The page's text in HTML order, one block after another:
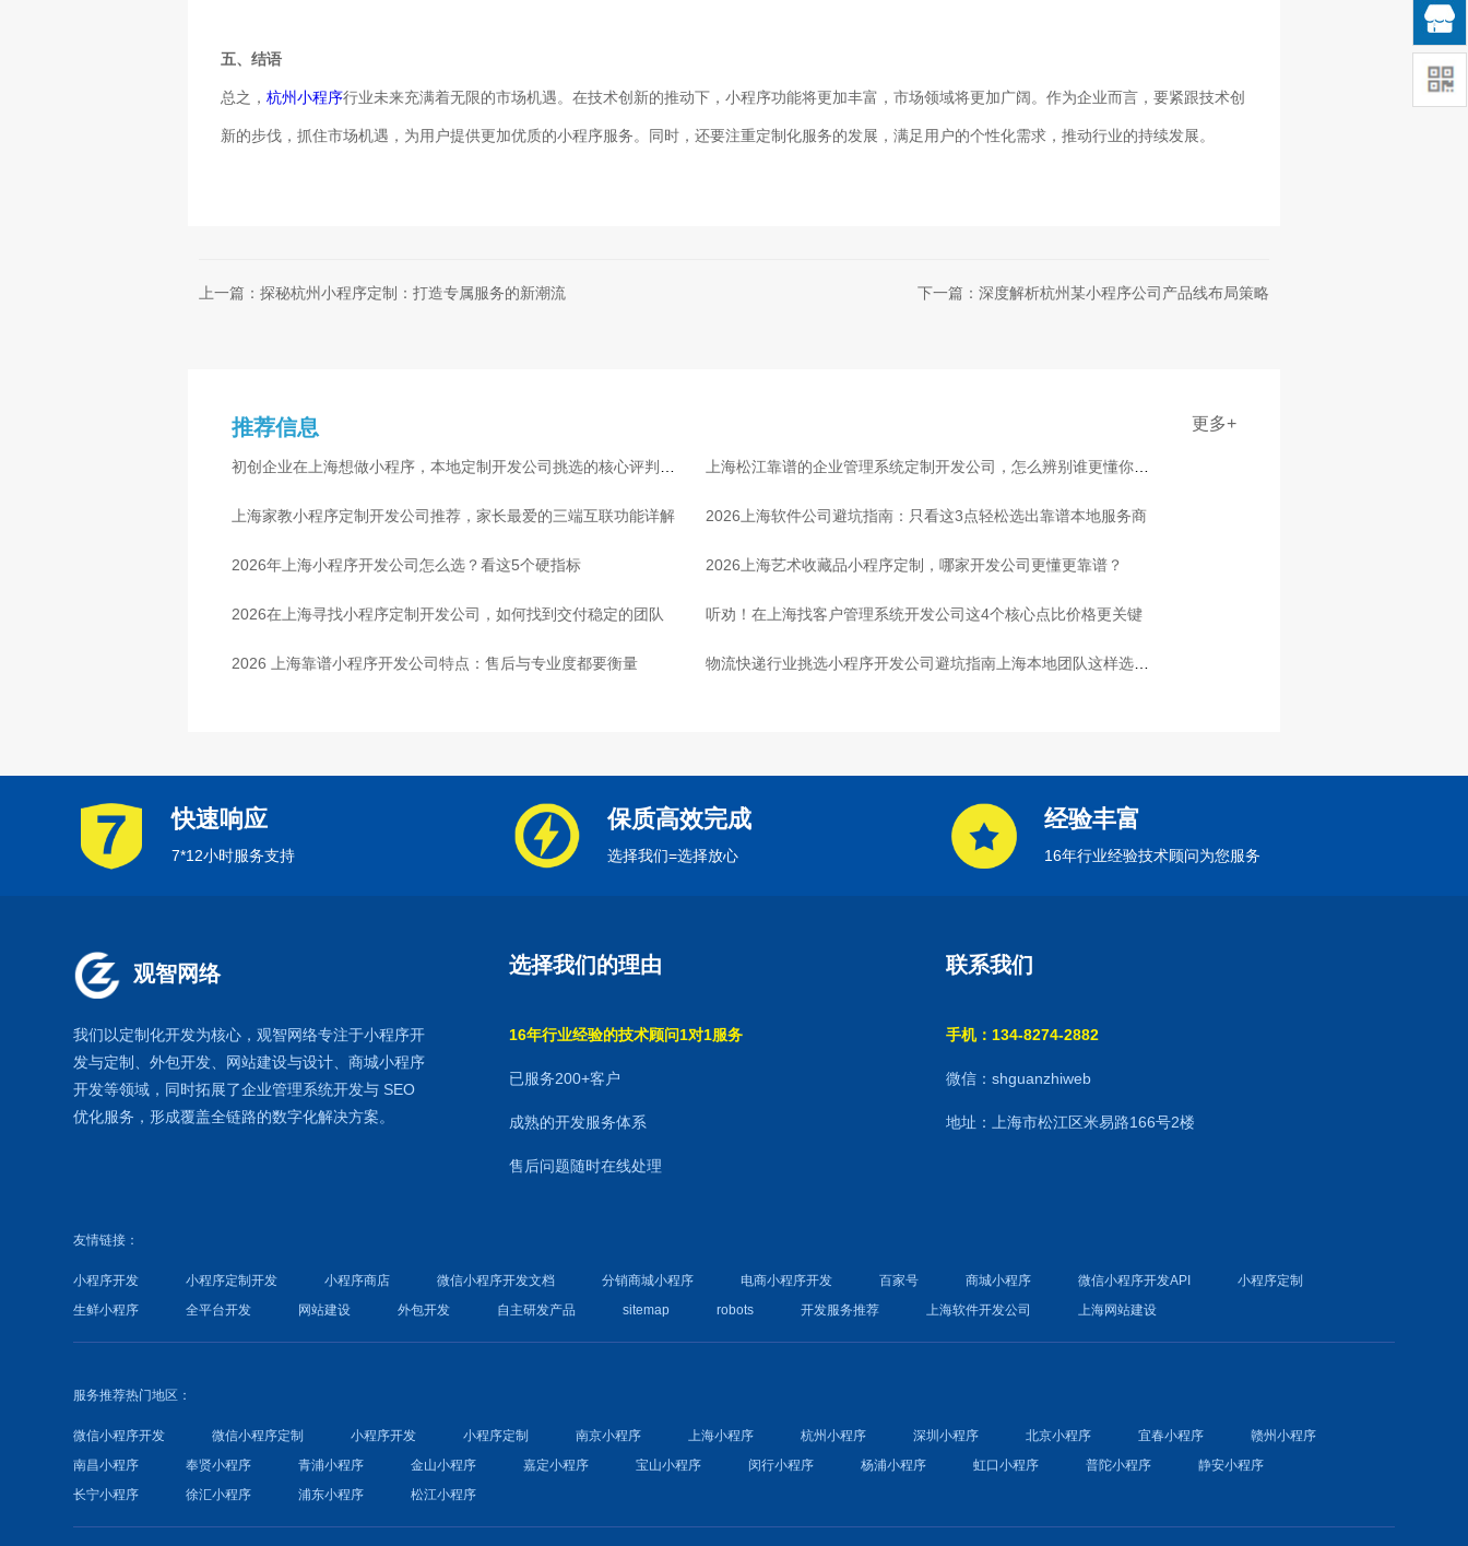
五、结语
总之， 杭州小程序行业未来充满着无限的市场机遇。在技术创新的推动下，小程序功能将更加丰富，市场领域将更加广阔。作为企业而言，要紧跟技术创
新的步伐，抓住市场机遇，为用户提供更加优质的小程序服务。同时，还要注重定制化服务的发展，满足用户的个性化需求，推动行业的持续发展。
上一篇：探秘杭州小程序定制：打造专属服务的新潮流 下一篇：深度解析杭州某小程序公司产品线布局策略
推荐信息 更多+
初创企业在上海想做小程序，本地定制开发公司挑选的核心评判标
准是什么
上海松江靠谱的企业管理系统定制开发公司，怎么辨别谁更懂你行
业
上海家教小程序定制开发公司推荐，家长最爱的三端互联功能详解 2026上海软件公司避坑指南：只看这3点轻松选出靠谱本地服务商
2026年上海小程序开发公司怎么选？看这5个硬指标 2026上海艺术收藏品小程序定制，哪家开发公司更懂更靠谱？
2026在上海寻找小程序定制开发公司，如何找到交付稳定的团队 听劝！在上海找客户管理系统开发公司这4个核心点比价格更关键
2026 上海靠谱小程序开发公司特点：售后与专业度都要衡量 物流快递行业挑选小程序开发公司避坑指南上海本地团队这样选放
快速响应
7*12小时服务支持
保质高效完成
选择我们=选择放心
经验丰富
16年行业经验技术顾问为您服务
观智网络
我们以定制化开发为核心，观智网络专注于小程序开
发与定制、外包开发、 网站建设与设计、商城小程序
开发等领域，同时拓展了企业管理系统开发与 SEO
优化服务，形成覆盖全链路的数字化解决方案。
选择我们的理由
16年行业经验的技术顾问1对1服务
已服务200+客户
成熟的开发服务体系
售后问题随时在线处理
联系我们
手机：134-8274-2882
微信：shguanzhiweb
地址：上海市松江区米易路166号2楼
友情链接：
小程序开发 小程序定制开发 小程序商店 微信小程序开发文档 分销商城小程序 电商小程序开发 百家号 商城小程序 微信小程序开发API
小程序定制
生鲜小程序
全平台开发 网站建设 外包开发 自主研发产品 sitemap robots 开发服务推荐 上海软件开发公司 上海网站建设
服务推荐热门地区：
微信小程序开发 微信小程序定制 小程序开发 小程序定制 南京小程序 上海小程序 杭州小程序 深圳小程序 北京小程序 宜春小程序
赣州小程序
南昌小程序
奉贤小程序 青浦小程序 金山小程序 嘉定小程序 宝山小程序 闵行小程序 杨浦小程序 虹口小程序 普陀小程序
静安小程序
长宁小程序
徐汇小程序 浦东小程序 松江小程序
